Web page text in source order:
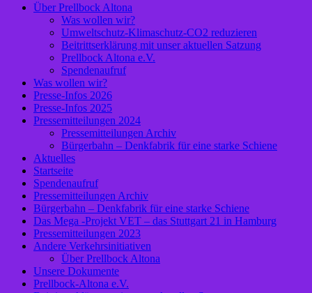
Über Prellbock Altona
Was wollen wir?
Umweltschutz-Klimaschutz-CO2 reduzieren
Beitrittserklärung mit unser aktuellen Satzung
Prellbock Altona e.V.
Spendenaufruf
Was wollen wir?
Presse-Infos 2026
Presse-Infos 2025
Pressemitteilungen 2024
Pressemitteilungen Archiv
Bürgerbahn – Denkfabrik für eine starke Schiene
Aktuelles
Startseite
Spendenaufruf
Pressemitteilungen Archiv
Bürgerbahn – Denkfabrik für eine starke Schiene
Das Mega -Projekt VET – das Stuttgart 21 in Hamburg
Pressemitteilungen 2023
Andere Verkehrsinitiativen
Über Prellbock Altona
Unsere Dokumente
Prellbock-Altona e.V.